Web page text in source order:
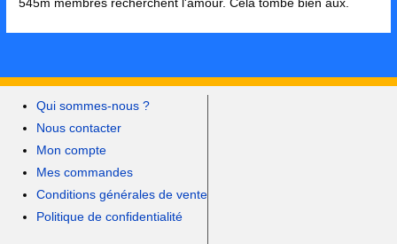
545m membres recherchent l'amour. Cela tombe bien aux.
Qui sommes-nous ?
Nous contacter
Mon compte
Mes commandes
Conditions générales de vente
Politique de confidentialité